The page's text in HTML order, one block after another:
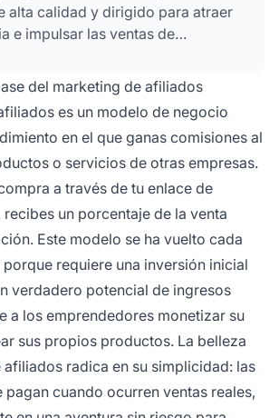
alta calidad y dirigido para atraer
e impulsar las ventas de
del marketing de afiliados
es un modelo de negocio
en el que ganas comisiones al
o servicios de otras empresas.
a través de tu enlace de
un porcentaje de la venta
Este modelo se ha vuelto cada
requiere una inversión inicial
verdadero potencial de ingresos
a los emprendedores monetizar su
sus propios productos. La belleza
radica en su simplicidad: las
pagan cuando ocurren ventas reales,